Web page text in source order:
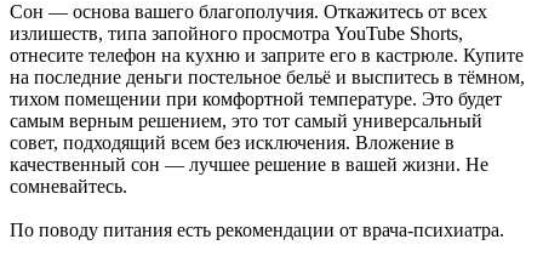
Сон — основа вашего благополучия. Откажитесь от всех
излишеств, типа запойного просмотра YouTube Shorts,
отнесите телефон на кухню и заприте его в кастрюле. Купите
на последние деньги постельное бельё и выспитесь в тёмном,
тихом помещении при комфортной температуре. Это будет
самым верным решением, это тот самый универсальный
совет, подходящий всем без исключения. Вложение в
качественный сон — лучшее решение в вашей жизни. Не
сомневайтесь.
По поводу питания есть рекомендации от врача-психиатра.